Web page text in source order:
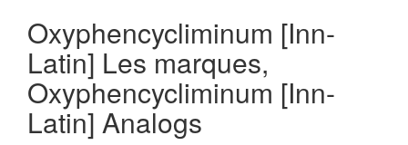
Oxyphencycliminum [Inn-
Latin] Les marques,
Oxyphencycliminum [Inn-
Latin] Analogs